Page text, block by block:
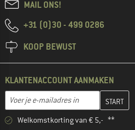
MAIL ONS!
+31 (0)30 - 499 0286
KOOP BEWUST
KLANTENACCOUNT AANMAKEN
E-mailadres
Vul je e-mailadres hier in en maak in
Welkomstkorting van € 5,- **